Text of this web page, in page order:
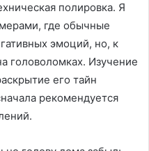
полировка. Я
где обычные
эмоций, но, к
головоломках. Изучение
его тайн
рекомендуется